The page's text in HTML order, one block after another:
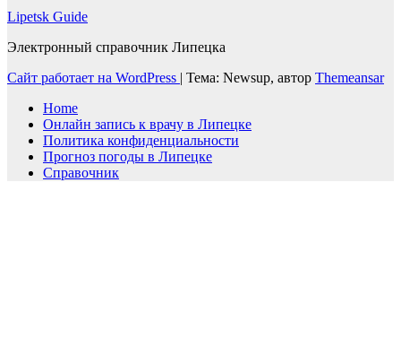
Lipetsk Guide
Электронный справочник Липецка
Сайт работает на WordPress | Тема: Newsup, автор Themeansar
Home
Онлайн запись к врачу в Липецке
Политика конфиденциальности
Прогноз погоды в Липецке
Справочник